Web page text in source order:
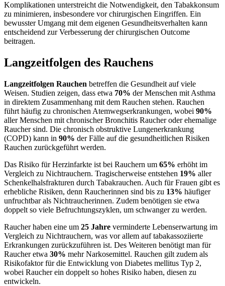
Komplikationen unterstreicht die Notwendigkeit, den Tabakkonsum
zu minimieren, insbesondere vor chirurgischen Eingriffen. Ein
bewusster Umgang mit dem eigenen Gesundheitsverhalten kann
entscheidend zur Verbesserung der chirurgischen Outcome
beitragen.
Langzeitfolgen des Rauchens
Langzeitfolgen Rauchen betreffen die Gesundheit auf viele
Weisen. Studien zeigen, dass etwa 70% der Menschen mit Asthma
in direktem Zusammenhang mit dem Rauchen stehen. Rauchen
führt häufig zu chronischen Atemwegserkrankungen, wobei 90%
aller Menschen mit chronischer Bronchitis Raucher oder ehemalige
Raucher sind. Die chronisch obstruktive Lungenerkrankung
(COPD) kann in 90% der Fälle auf die gesundheitlichen Risiken
Rauchen zurückgeführt werden.
Das Risiko für Herzinfarkte ist bei Rauchern um 65% erhöht im
Vergleich zu Nichtrauchern. Tragischerweise entstehen 19% aller
Schenkelhalsfrakturen durch Tabakrauchen. Auch für Frauen gibt es
erhebliche Risiken, denn Raucherinnen sind bis zu 13% häufiger
unfruchtbar als Nichtraucherinnen. Zudem benötigen sie etwa
doppelt so viele Befruchtungszyklen, um schwanger zu werden.
Raucher haben eine um 25 Jahre verminderte Lebenserwartung im
Vergleich zu Nichtrauchern, was vor allem auf tabakassoziierte
Erkrankungen zurückzuführen ist. Des Weiteren benötigt man für
Raucher etwa 30% mehr Narkosemittel. Rauchen gilt zudem als
Risikofaktor für die Entwicklung von Diabetes mellitus Typ 2,
wobei Raucher ein doppelt so hohes Risiko haben, diesen zu
entwickeln.